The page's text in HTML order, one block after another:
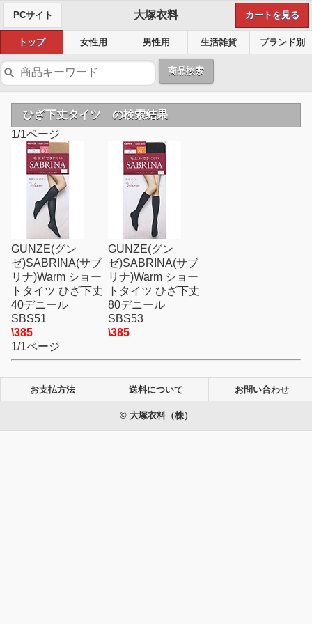
PCサイト 大塚衣料 カートを見る
トップ 女性用 男性用 生活雑貨 ブランド別
商品検索
ひざ下丈タイツ の検索結果
1/1ページ
GUNZE(グン
ゼ)SABRINA(サブ
リナ)Warm ショー
トタイツ ひざ下丈
40デニール
SBS51
\385
GUNZE(グン
ゼ)SABRINA(サブ
リナ)Warm ショー
トタイツ ひざ下丈
80デニール
SBS53
\385
1/1ページ
お支払方法 送料について お問い合わせ
© 大塚衣料（株）